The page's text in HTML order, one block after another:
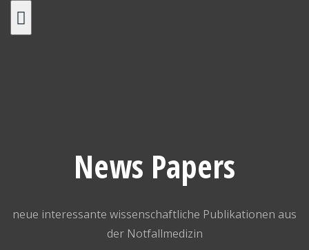
News Papers
neue interessante wissenschaftliche Publikationen aus
der Notfallmedizin